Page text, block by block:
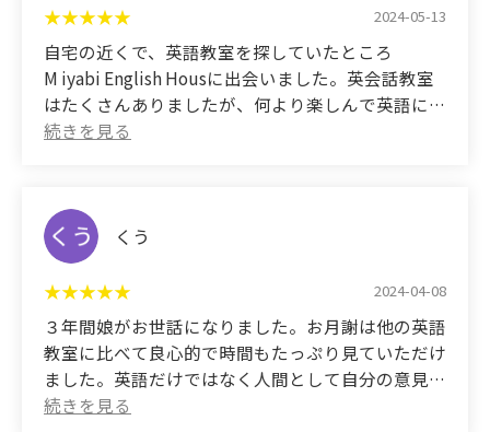
(Translated by Google)
She started attending English conversation classes
in the first grade of elementary school.
She looks forward to going every week.
Her pronunciation is now better than her older
At the annual recital,
I'm delighted to see that my daughter, who was
confident and able to speak confidently on stage
over the years.
2024-05-13
自宅の近くで、英語教室を探していたところ
M iyabi English Housに出会いました。英会話教室
はたくさんありましたが、何より楽しんで英語に親
しめそう。という雰囲気が伝わり決めました。 大
学んでいっているコトを感じます。何より毎週 楽
しかった！と笑顔で帰ってくる事が嬉しいです。新
しい友だちもでき、発表会では同じ教室の友だちの
発表を聞くことができるなど様々な経験ができま
す。先生も明るく子どもたちが楽しめるように工夫
してくださっているのが伝わります。家でも英語の
歌のCDを聴き一緒に歌っています🎵
(Translated by Google)
くう
2024-04-08
３年間娘がお世話になりました。お月謝は他の英語
教室に比べて良心的で時間もたっぷり見ていただけ
ました。英語だけではなく人間として自分の意見を
言ったり話し合ったりすることを教えていただきま